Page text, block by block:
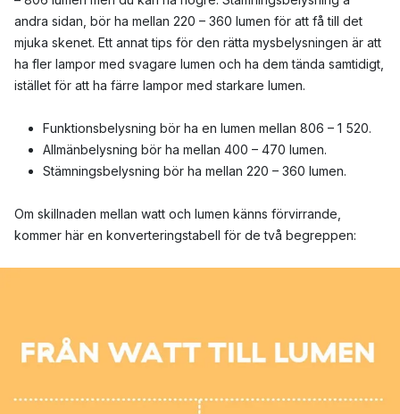
andra sidan, bör ha mellan 220 – 360 lumen för att få till det
mjuka skenet. Ett annat tips för den rätta mysbelysningen är att
ha fler lampor med svagare lumen och ha dem tända samtidigt,
istället för att ha färre lampor med starkare lumen.
Funktionsbelysning bör ha en lumen mellan 806 – 1 520.
Allmänbelysning bör ha mellan 400 – 470 lumen.
Stämningsbelysning bör ha mellan 220 – 360 lumen.
Om skillnaden mellan watt och lumen känns förvirrande,
kommer här en konverteringstabell för de två begreppen: